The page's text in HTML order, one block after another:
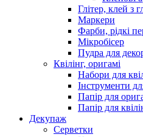
Глітер, клей з
Маркери
Фарби, рідкі
Мікробісер
Пудра для
Квілінг, оригамі
Набори для
Інструменти
Папір для
Папір для
Декупаж
Серветки